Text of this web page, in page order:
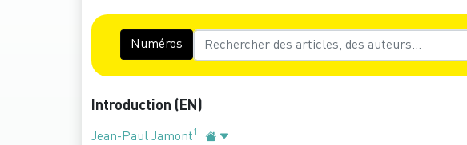
Numéros
Introduction (EN)
Jean-Paul Jamont 1